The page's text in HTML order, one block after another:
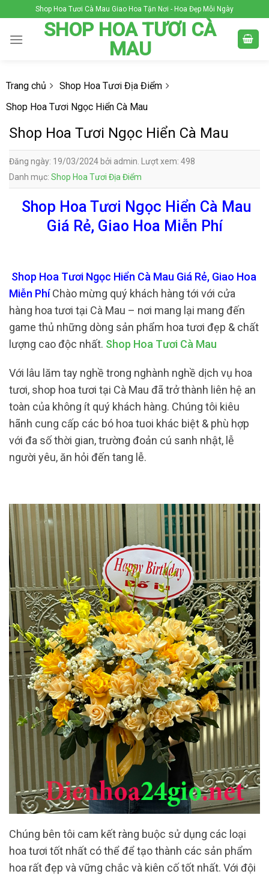
to
content
Shop Hoa Tươi Cà Mau Giao Hoa Tận Nơi - Hoa Đẹp Mỗi Ngày
SHOP HOA TƯƠI CÀ
MAU
Trang chủ
Shop Hoa Tươi Địa Điểm
Shop Hoa Tươi Ngọc Hiển Cà Mau
Shop Hoa Tươi Ngọc Hiển Cà Mau
Đăng ngày: 19/03/2024 bởi admin. Lượt xem: 498
Danh mục: Shop Hoa Tươi Địa Điểm
Shop Hoa Tươi Ngọc Hiển Cà Mau
Giá Rẻ, Giao Hoa Miễn Phí
Shop Hoa Tươi Ngọc Hiển Cà Mau Giá Rẻ, Giao Hoa
Miễn PhíChào mừng quý khách hàng tới với cửa
hàng hoa tươi tại Cà Mau – nơi mang lại mang đến
game thủ những dòng sản phẩm hoa tươi đẹp & chất
lượng cao độc nhất. Shop Hoa Tươi Cà Mau
Với lâu lăm tay nghề trong nghành nghề dịch vụ hoa
tươi, shop hoa tươi tại Cà Mau đã trở thành liên hệ an
toàn của không ít quý khách hàng. Chúng tôi kiêu
hãnh cung cấp các bó hoa tuoi khác biệt & phù hợp
với đa số thời gian, trường đoản cú sanh nhật, lễ
người yêu, ăn hỏi đến tang lễ.
Chúng bên tôi cam kết ràng buộc sử dụng các loại
hoa tươi tốt nhất có thể để tạo thành các sản phẩm
hoa rất đẹp và vững chắc và kiên cố tốt nhất. Với đội